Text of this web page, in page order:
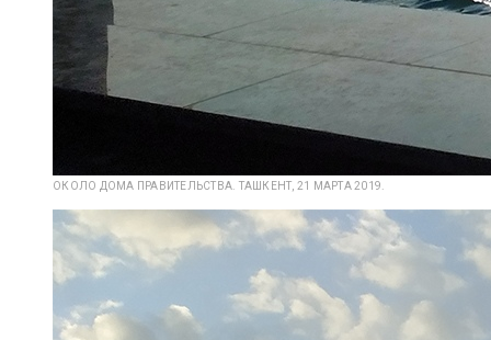
ОКОЛО ДОМА ПРАВИТЕЛЬСТВА. ТАШКЕНТ, 21 МАРТА 2019.